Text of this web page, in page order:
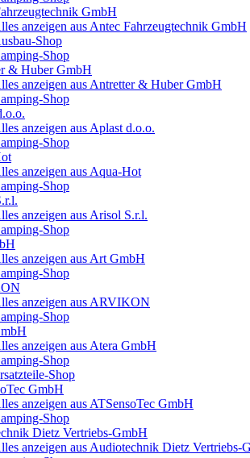
GmbH
anzeigen aus Antec Fahrzeugtechnik GmbH
Shop
Shop
& Huber GmbH
anzeigen aus Antretter & Huber GmbH
Shop
anzeigen aus Aplast d.o.o.
Shop
anzeigen aus Aqua-Hot
Shop
anzeigen aus Arisol S.r.l.
Shop
anzeigen aus Art GmbH
Shop
anzeigen aus ARVIKON
Shop
anzeigen aus Atera GmbH
Shop
Shop
GmbH
anzeigen aus ATSensoTec GmbH
Shop
Dietz Vertriebs-GmbH
anzeigen aus Audiotechnik Dietz Vertriebs-